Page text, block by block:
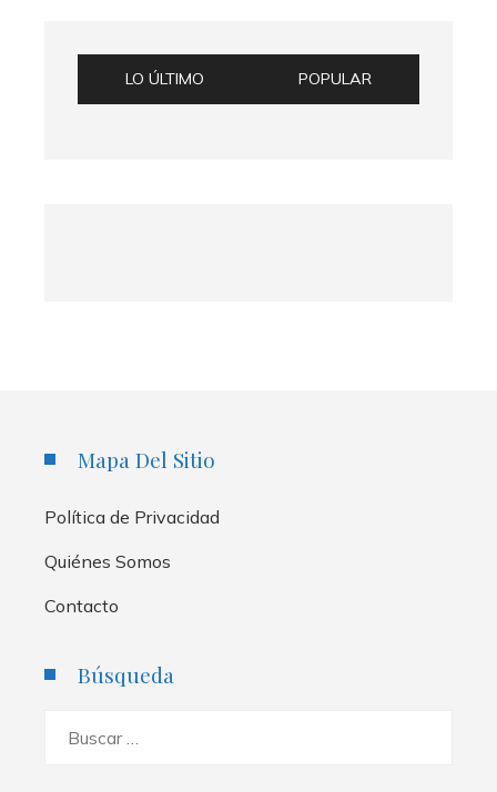
LO ÚLTIMO POPULAR
Mapa Del Sitio
Política de Privacidad
Quiénes Somos
Contacto
Búsqueda